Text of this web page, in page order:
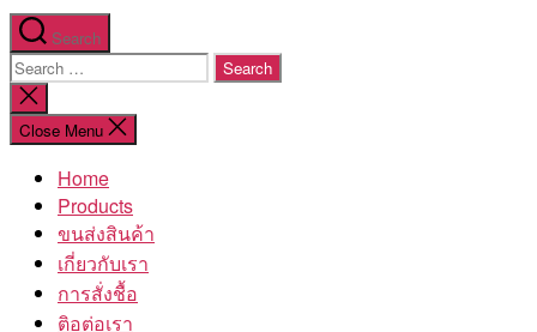
Search
Search
for:
Close
search
Close Menu
Home
Products
ขนส่งสินค้า
เกี่ยวกับเรา
การสั่งชื้อ
ติอต่อเรา